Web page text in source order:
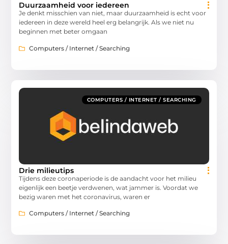
Duurzaamheid voor iedereen
Je denkt misschien van niet, maar duurzaamheid is echt voor
iedereen in deze wereld heel erg belangrijk. Als we niet nu
beginnen met beter omgaan
Computers / Internet / Searching
COMPUTERS / INTERNET / SEARCHING
Drie milieutips
Tijdens deze coronaperiode is de aandacht voor het milieu
eigenlijk een beetje verdwenen, wat jammer is. Voordat we
bezig waren met het coronavirus, waren er
Computers / Internet / Searching